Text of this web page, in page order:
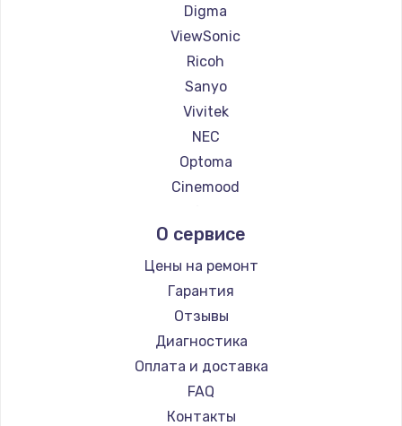
Digma
ViewSonic
Ricoh
Sanyo
Vivitek
NEC
Optoma
Cinemood
Barco
Xgimi
Canon
JVC
Casio
Hiper
HITACHI
Panasonic
О сервисе
Цены на ремонт
Гарантия
Отзывы
Диагностика
Оплата и доставка
FAQ
Контакты